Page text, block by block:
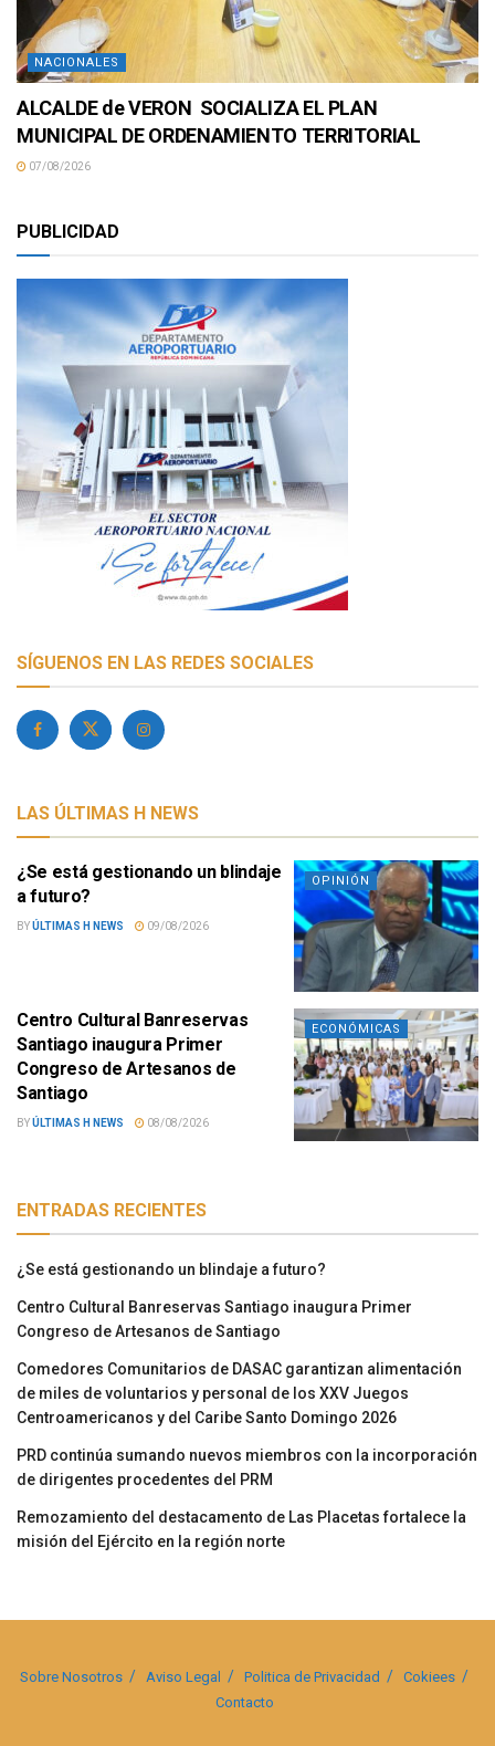
NACIONALES
ALCALDE de VERON SOCIALIZA EL PLAN
MUNICIPAL DE ORDENAMIENTO TERRITORIAL
07/08/2026
PUBLICIDAD
SÍGUENOS EN LAS REDES SOCIALES
LAS ÚLTIMAS H NEWS
OPINIÓN
¿Se está gestionando un blindaje
a futuro?
BYÚLTIMAS H NEWS 09/08/2026
ECONÓMICAS
Centro Cultural Banreservas
Santiago inaugura Primer
Congreso de Artesanos de
Santiago
BYÚLTIMAS H NEWS 08/08/2026
ENTRADAS RECIENTES
¿Se está gestionando un blindaje a futuro?
Centro Cultural Banreservas Santiago inaugura Primer
Congreso de Artesanos de Santiago
Comedores Comunitarios de DASAC garantizan alimentación
de miles de voluntarios y personal de los XXV Juegos
Centroamericanos y del Caribe Santo Domingo 2026
PRD continúa sumando nuevos miembros con la incorporación
de dirigentes procedentes del PRM
Remozamiento del destacamento de Las Placetas fortalece la
misión del Ejército en la región norte
Sobre Nosotros Aviso Legal Politica de Privacidad
Cokiees
Contacto